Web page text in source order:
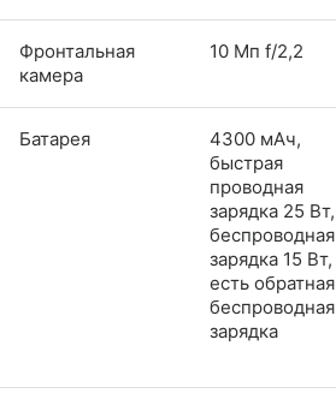
Фронтальная
камера
10 Мп f/2,2
Батарея
4300 мАч,
быстрая
проводная
зарядка 25 Вт,
беспроводная
зарядка 15 Вт,
есть обратная
беспроводная
зарядка